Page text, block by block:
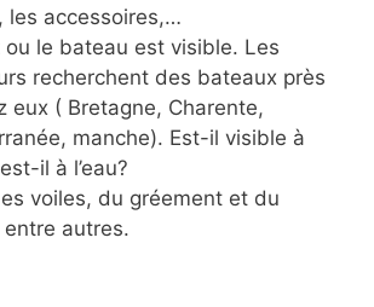
les accessoires,…
ou le bateau est visible. Les
recherchent des bateaux près
eux ( Bretagne, Charente,
manche). Est-il visible à
il à l’eau?
voiles, du gréement et du
autres.